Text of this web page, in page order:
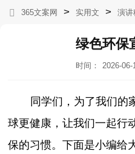
365文案网 > 实用文 > 演讲
绿色环保
时间：
2026-06-
同学们，为了我们的
球更健康，让我们一起行
保的习惯。下面是小编给